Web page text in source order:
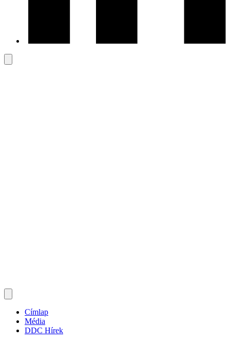
Címlap
Média
DDC Hírek